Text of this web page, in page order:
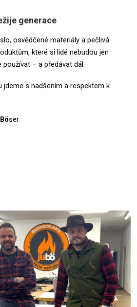
generace
osvědčené materiály a pečlivá
které si lidé nebudou jen
– a předávat dál.
jdeme s nadšením a respektem k
Böser